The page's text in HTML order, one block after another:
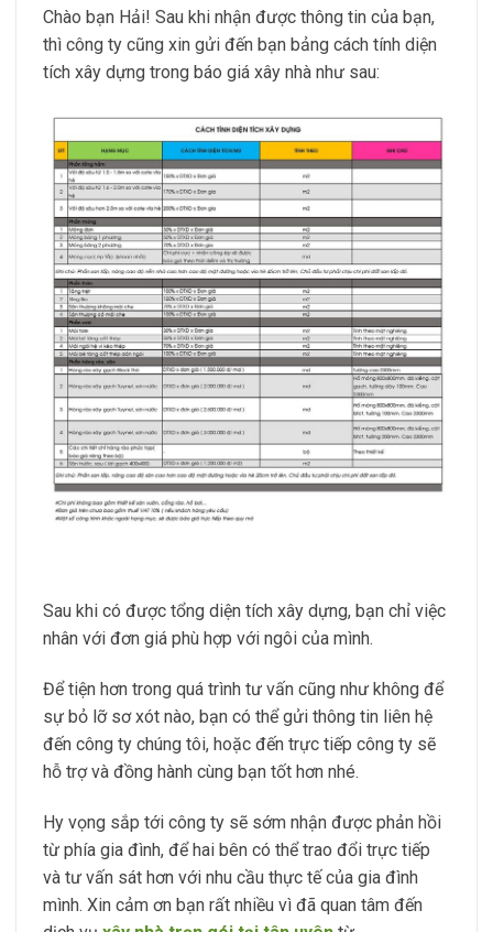
Chào bạn Hải! Sau khi nhận được thông tin của bạn,
thì công ty cũng xin gửi đến bạn bảng cách tính diện
tích xây dựng trong báo giá xây nhà như sau:
Sau khi có được tổng diện tích xây dựng, bạn chỉ việc
nhân với đơn giá phù hợp với ngôi của mình.
Để tiện hơn trong quá trình tư vấn cũng như không để
sự bỏ lỡ sơ xót nào, bạn có thể gửi thông tin liên hệ
đến công ty chúng tôi, hoặc đến trực tiếp công ty sẽ
hỗ trợ và đồng hành cùng bạn tốt hơn nhé.
Hy vọng sắp tới công ty sẽ sớm nhận được phản hồi
từ phía gia đình, để hai bên có thể trao đổi trực tiếp
và tư vấn sát hơn với nhu cầu thực tế của gia đình
mình. Xin cảm ơn bạn rất nhiều vì đã quan tâm đến